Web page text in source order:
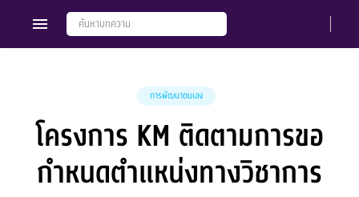
การพัฒนาตนเอง
โครงการ KM ติดตามการขอ
กำหนดตำแหน่งทางวิชาการ
Members Groups